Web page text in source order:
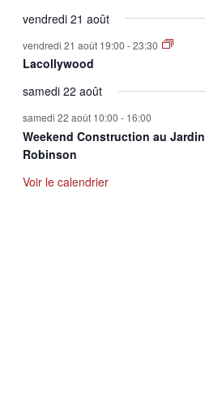
vendredi 21 août
vendredi 21 août 19:00 -23:30
Lacollywood
samedi 22 août
samedi 22 août 10:00 - 16:00
Weekend Construction au Jardin
Robinson
Voir le calendrier